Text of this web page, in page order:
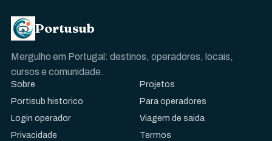
Portusub
Mergulho em Portugal: destinos, operadores, locais,
cursos e comunidade.
Sobre
Projetos
Portisub historico
Para operadores
Login operador
Viagem de saida
Privacidade
Termos